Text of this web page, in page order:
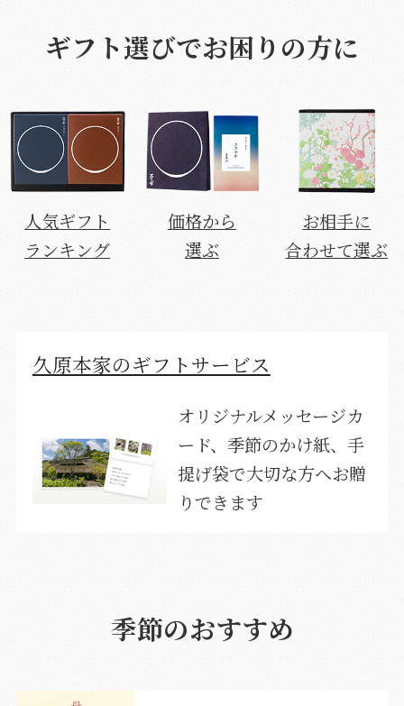
ギフト選びでお困りの方に
人気ギフト
ランキング
価格から
選ぶ
お相手に
合わせて選ぶ
久原本家のギフトサービス
オリジナルメッセージカ
ード、季節のかけ紙、手
提げ袋で大切な方へお贈
りできます
季節のおすすめ